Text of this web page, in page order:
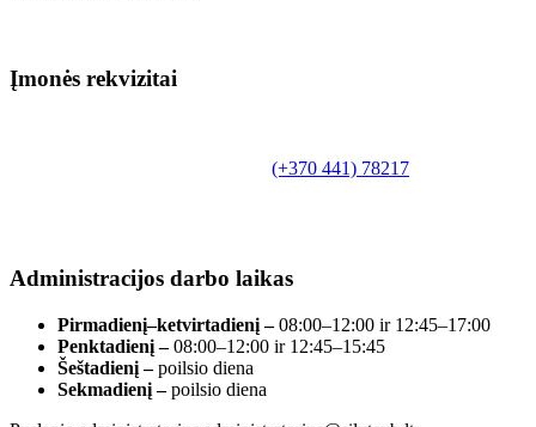
Įmonės rekvizitai
(+370 441) 78217
Administracijos darbo laikas
Pirmadienį–ketvirtadienį –08:00–12:00 ir 12:45–17:00
Penktadienį –08:00–12:00 ir 12:45–15:45
Šeštadienį –poilsio diena
Sekmadienį –poilsio diena